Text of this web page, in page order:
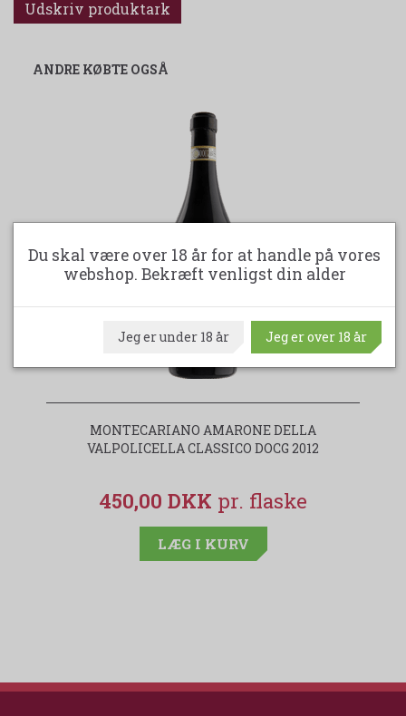
Udskriv produktark
ANDRE KØBTE OGSÅ
MONTECARIANO AMARONE DELLA
VALPOLICELLA CLASSICO DOCG 2012
450,00 DKK
LÆG I KURV
Du skal være over 18 år for at handle på vores
webshop. Bekræft venligst din alder
Jeg er under 18 år Jeg er over 18 år